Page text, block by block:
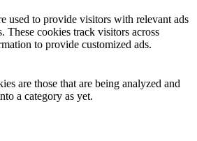
used to provide visitors with relevant ads
These cookies track visitors across
to provide customized ads.
are those that are being analyzed and
a category as yet.